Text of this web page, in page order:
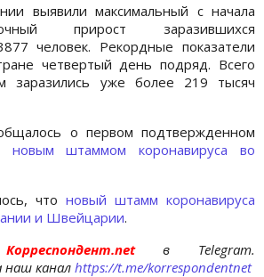
выявили максимальный с начала
прирост заразившихся
человек. Рекордные показатели
четвертый день подряд. Всего
заразились уже более 219 тысяч
о первом подтвержденном
новым штаммом коронавируса во
что новый штамм коронавируса
и Швейцарии.
в Telegram.
наш канал https://t.me/korrespondentnet